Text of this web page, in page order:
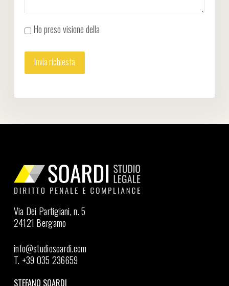
Ho preso visione della
Via Dei Partigiani, n. 5
24121 Bergamo
info@studiosoardi.com
T. +39 035 236659
STEFANO SOARDI